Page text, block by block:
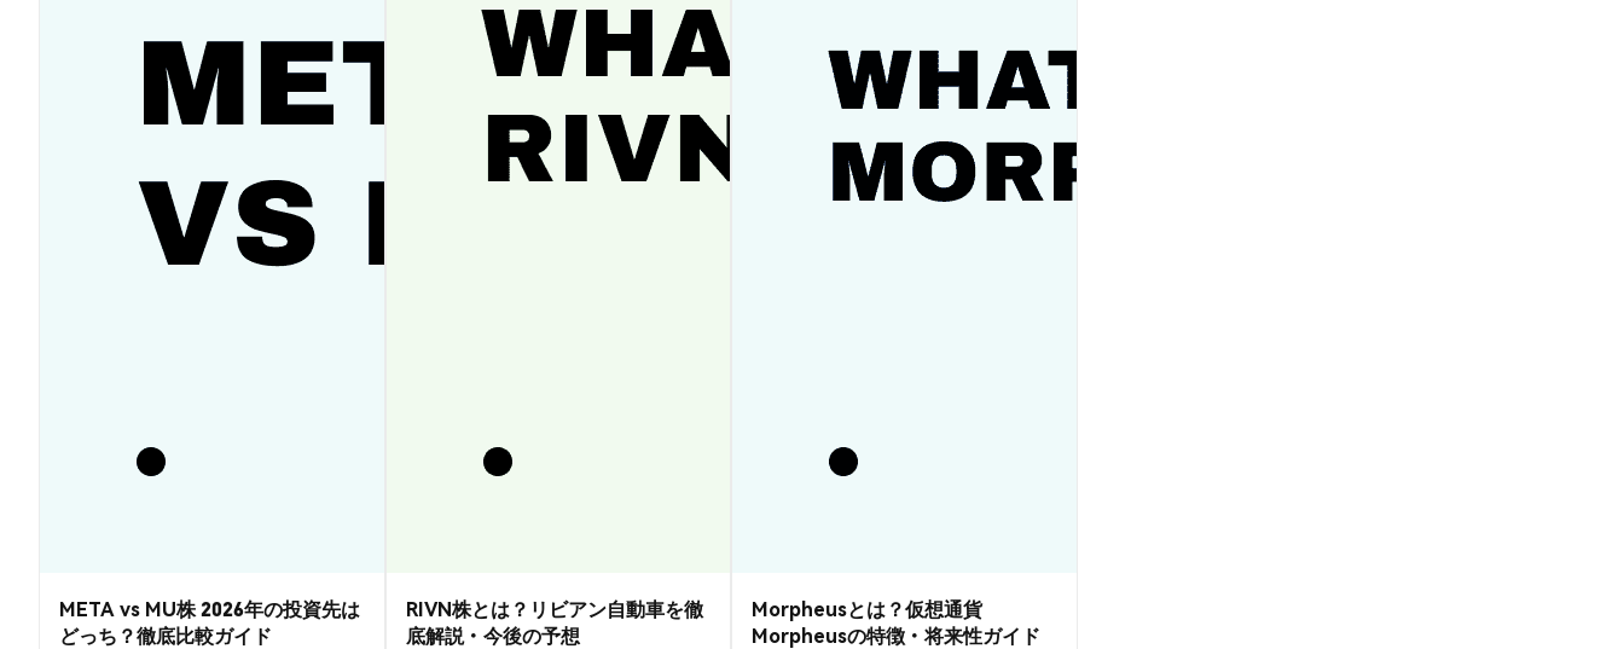
META vs MU株 2026年の投資先は
どっち？徹底比較ガイド
RIVN株とは？リビアン自動車を徹
底解説・今後の予想
Morpheusとは？仮想通貨
Morpheusの特徴・将来性ガイド